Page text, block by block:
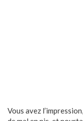
Vous avez